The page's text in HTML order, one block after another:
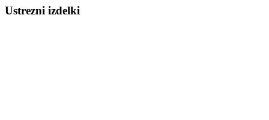
Ustrezni izdelki